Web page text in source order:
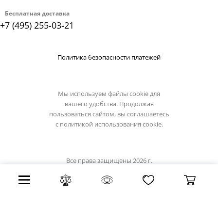
Бесплатная доставка
+7 (495) 255-03-21
Политика безопасности платежей
Мы используем файлы cookie для
вашего удобства. Продолжая
пользоваться сайтом, вы соглашаетесь
с политикой использования cookie.
Все права защищены 2026 г.